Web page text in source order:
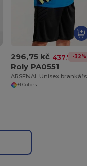
296,75 kč 437,72 kč
-32%
Roly PA0551
+1 Colors